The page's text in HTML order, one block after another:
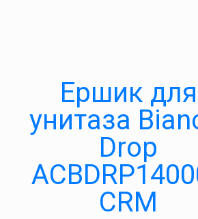
Ершик для
унитаза
Drop
CRM